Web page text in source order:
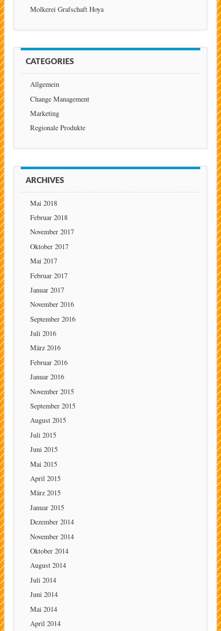
Molkerei Grafschaft Hoya
CATEGORIES
Allgemein
Change Management
Marketing
Regionale Produkte
ARCHIVES
Mai 2018
Februar 2018
November 2017
Oktober 2017
Mai 2017
Februar 2017
Januar 2017
November 2016
September 2016
Juli 2016
März 2016
Februar 2016
Januar 2016
November 2015
September 2015
August 2015
Juli 2015
Juni 2015
Mai 2015
April 2015
März 2015
Januar 2015
Dezember 2014
November 2014
Oktober 2014
August 2014
Juli 2014
Juni 2014
Mai 2014
April 2014